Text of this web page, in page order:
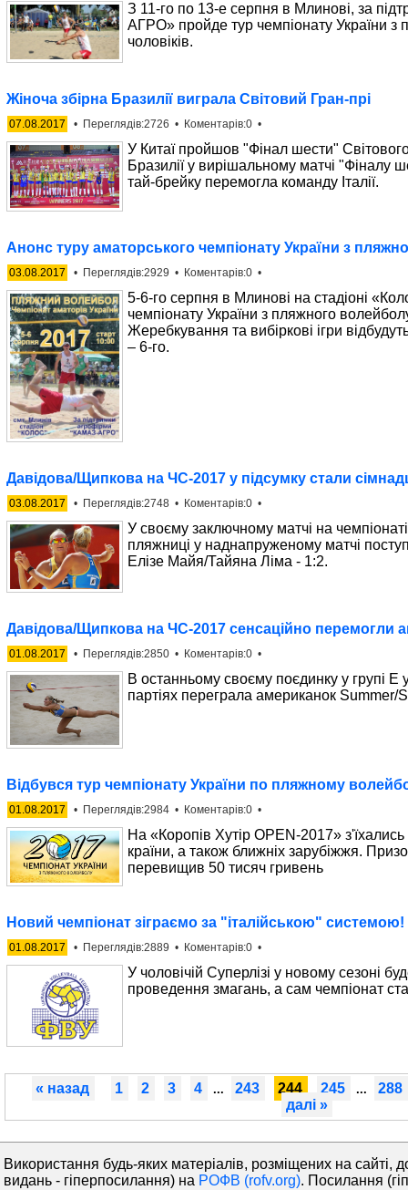
З 11-го по 13-е серпня в Млинові, за
АГРО» пройде тур чемпіонату України з
чоловіків.
Жіноча збірна Бразилії виграла Світовий Гран-прі
07.08.2017 • Переглядів:2726 • Коментарів:0 •
У Китаї пройшов "Фінал шести"
Бразилії у вирішальному матчі "Фіналу
тай-брейку перемогла команду Італії.
Анонс туру аматорського чемпіонату України з
03.08.2017 • Переглядів:2929 • Коментарів:0 •
5-6-го серпня в Млинові на стадіоні
чемпіонату України з пляжного
Жеребкування та вибіркові ігри
– 6-го.
Давідова/Щипкова на ЧС-2017 у підсумку стали
03.08.2017 • Переглядів:2748 • Коментарів:0 •
У своєму заключному матчі на чемпіонаті
пляжниці у наднапруженому матчі
Елізе Майя/Тайяна Ліма - 1:2.
Давідова/Щипкова на ЧС-2017 сенсаційно перемогли
01.08.2017 • Переглядів:2850 • Коментарів:0 •
В останньому своєму поєдинку у групі Е
партіях переграла американок Summer/
Відбувся тур чемпіонату України по пляжному
01.08.2017 • Переглядів:2984 • Коментарів:0 •
На «Коропів Хутір OPEN-2017»
країни, а також ближніх зарубіжжя.
перевищив 50 тисяч гривень
Новий чемпіонат зіграємо за "італійською" системою!
01.08.2017 • Переглядів:2889 • Коментарів:0 •
У чоловічій Суперлізі у новому сезоні
проведення змагань, а сам чемпіонат
« назад 1 2 3 4 ... 243 244 245 ...
288
далі »
Використання будь-яких матеріалів, розміщених на сайті,
видань - гіперпосилання) на РОФВ (rofv.org). Посилання